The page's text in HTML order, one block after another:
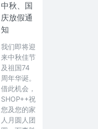
中秋、国
庆放假通
知
我们即将迎
来中秋佳节
及祖国74
周年华诞。
借此机会，
SHOP++祝
您及您的家
人月圆人团